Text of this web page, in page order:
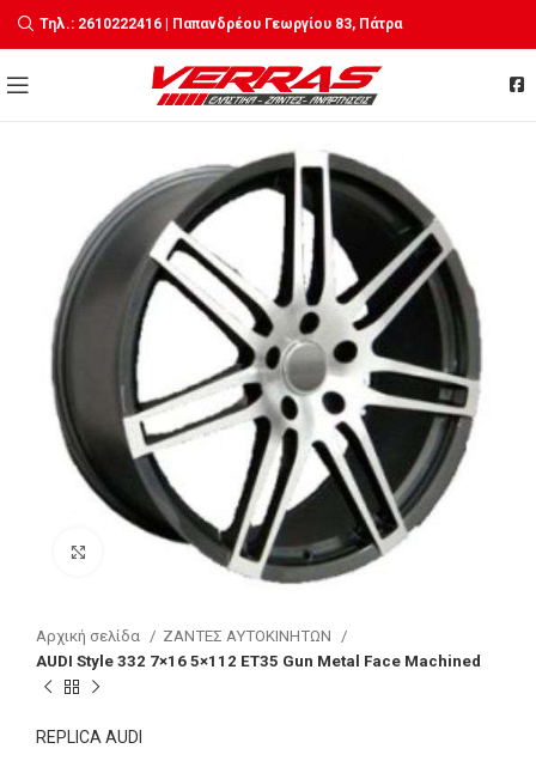
Τηλ.: 2610222416 | Παπανδρέου Γεωργίου 83, Πάτρα
Click to enlarge
Αρχική σελίδα
ΖΑΝΤΕΣ ΑΥΤΟΚΙΝΗΤΩΝ
AUDI Style 332 7×16 5×112 ET35 Gun Metal Face Machined
REPLICA AUDI